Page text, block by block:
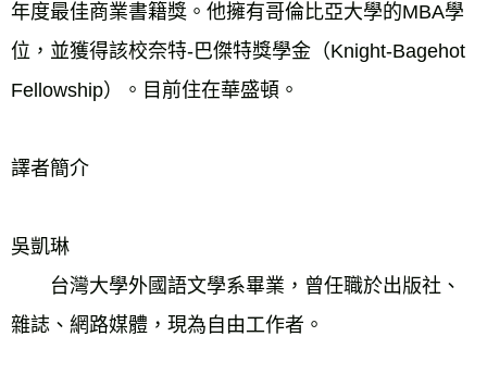
年度最佳商業書籍獎。他擁有哥倫比亞大學的MBA學
位，並獲得該校奈特-巴傑特獎學金（Knight-Bagehot
Fellowship）。目前住在華盛頓。
譯者簡介
吳凱琳
台灣大學外國語文學系畢業，曾任職於出版社、
雜誌、網路媒體，現為自由工作者。